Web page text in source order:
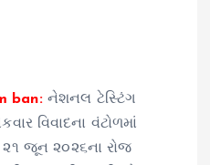
ban:નેશનલ ટેસ્ટિંગ
વિવાદના વંટોળમાં
૨૧ જૂન ૨૦૨૬ના રોજ